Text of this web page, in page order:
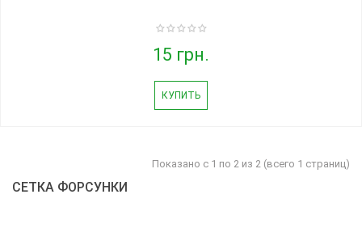
15 грн.
КУПИТЬ
Показано с 1 по 2 из 2 (всего 1 страниц)
СЕТКА ФОРСУНКИ